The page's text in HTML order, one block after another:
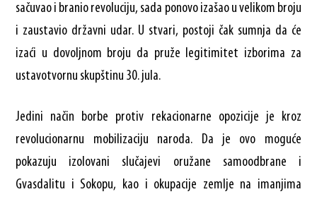
sačuvao i branio revoluciju, sada ponovo izašao u velikom broju
i zaustavio državni udar. U stvari, postoji čak sumnja da će
izaći u dovoljnom broju da pruže legitimitet izborima za
ustavotvornu skupštinu 30. jula.
Jedini način borbe protiv rekacionarne opozicije je kroz
revolucionarnu mobilizaciju naroda. Da je ovo moguće
pokazuju izolovani slučajevi oružane samoodbrane i
Gvasdalitu i Sokopu, kao i okupacije zemlje na imanjima